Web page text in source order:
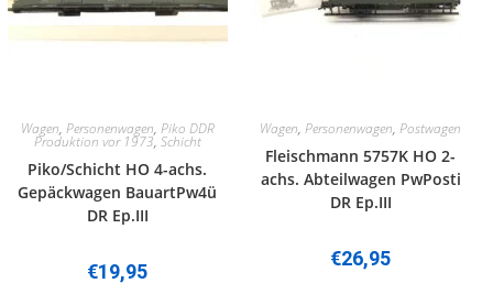
Wagen, Personenwagen, Piko DDR
Produktion vor 1973, Schicht
Piko/Schicht HO 4-achs.
Gepäckwagen BauartPw4ü
DR Ep.III
€19,95
Wagen,Personenwagen,Postwagen
Fleischmann 5757K HO 2-
achs. Abteilwagen PwPosti
DR Ep.III
€26,95